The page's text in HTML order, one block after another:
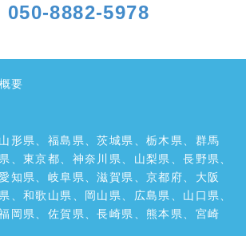
050-8882-5978
要
形県、福島県、茨城県、栃木県、群馬
、東京都、神奈川県、山梨県、長野県、
知県、岐阜県、滋賀県、京都府、大阪
、和歌山県、岡山県、広島県、山口県、
岡県、佐賀県、長崎県、熊本県、宮崎